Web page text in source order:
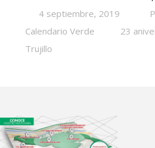
4 septiembre, 2019
Calendario Verde
23
Trujillo